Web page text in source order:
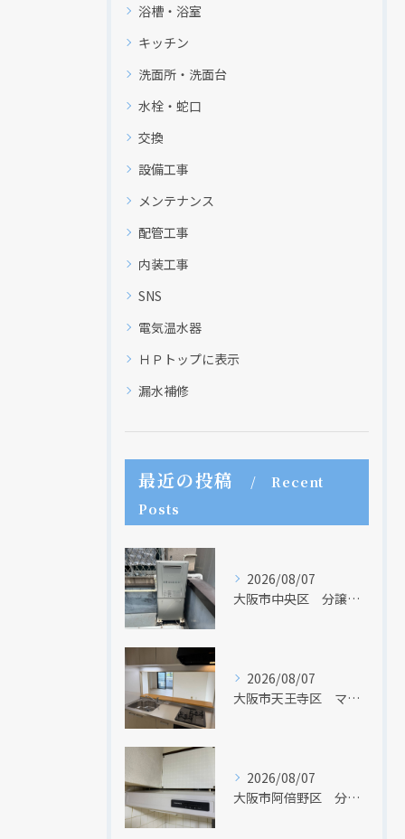
浴槽・浴室
キッチン
洗面所・洗面台
水栓・蛇口
交換
設備工事
メンテナンス
配管工事
内装工事
SNS
電気温水器
ＨＰトップに表示
漏水補修
最近の投稿
Recent
Posts
2026/08/07
大阪市中央区 分譲マンションの給湯器取替リフォーム工事 UV除菌機能搭載給湯器
2026/08/07
大阪市天王寺区 マンションのキッチン取替及び内装リフォーム工事 クリナップ
2026/08/07
大阪市阿倍野区 分譲マンションのレンジフード取替リフォーム工事 タカラスタンダード